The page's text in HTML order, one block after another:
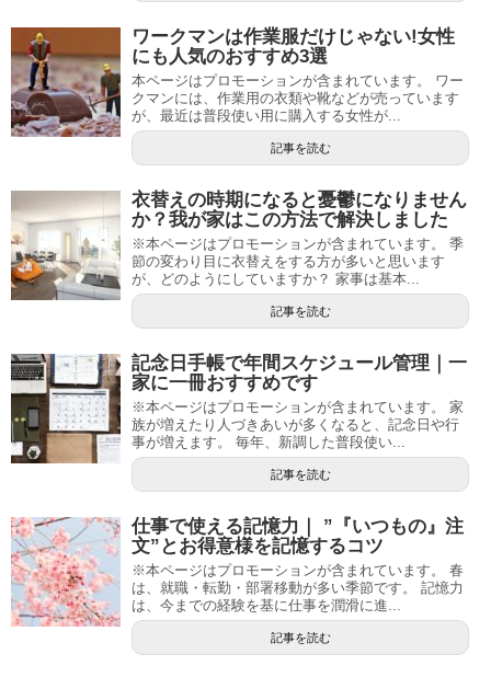
ワークマンは作業服だけじゃない!女性
にも人気のおすすめ3選
本ページはプロモーションが含まれています。 ワー
クマンには、作業用の衣類や靴などが売っています
が、最近は普段使い用に購入する女性が...
記事を読む
衣替えの時期になると憂鬱になりません
か？我が家はこの方法で解決しました
※本ページはプロモーションが含まれています。 季
節の変わり目に衣替えをする方が多いと思います
が、どのようにしていますか？ 家事は基本...
記事を読む
記念日手帳で年間スケジュール管理｜一
家に一冊おすすめです
※本ページはプロモーションが含まれています。 家
族が増えたり人づきあいが多くなると、記念日や行
事が増えます。 毎年、新調した普段使い...
記事を読む
仕事で使える記憶力｜ ”『いつもの』注
文”とお得意様を記憶するコツ
※本ページはプロモーションが含まれています。 春
は、就職・転勤・部署移動が多い季節です。 記憶力
は、今までの経験を基に仕事を潤滑に進...
記事を読む